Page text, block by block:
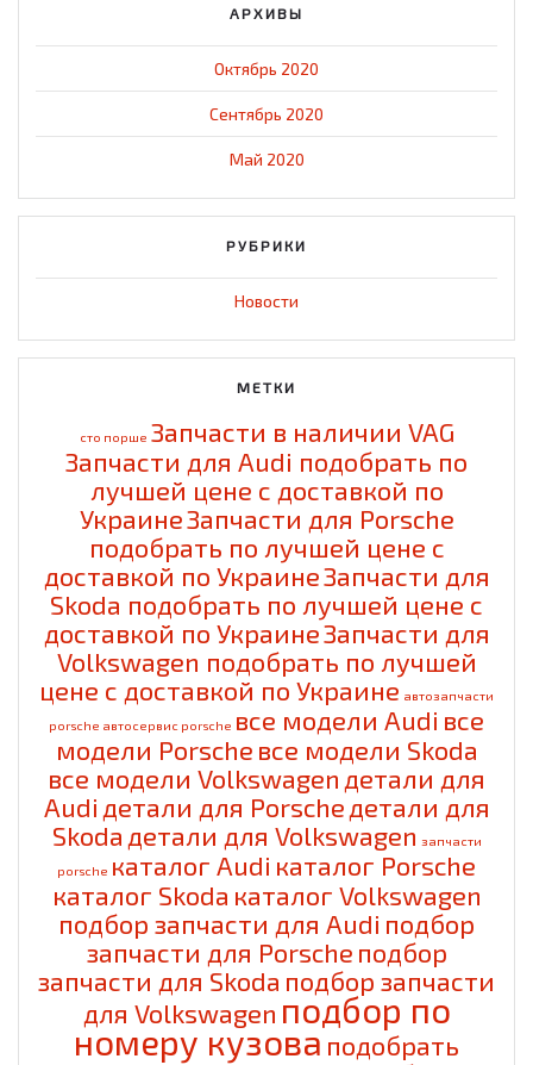
АРХИВЫ
Октябрь 2020
Сентябрь 2020
Май 2020
РУБРИКИ
Новости
МЕТКИ
cто порше Запчасти в наличии VAG
Запчасти для Audi подобрать по
лучшей цене с доставкой по
УкраинеЗапчасти для Porsche
подобрать по лучшей цене с
доставкой по УкраинеЗапчасти для
Skoda подобрать по лучшей цене с
доставкой по УкраинеЗапчасти для
Volkswagen подобрать по лучшей
цене с доставкой по Украине автозапчасти
porsche автосервис porsche все модели Audi все
модели Porsche все модели Skoda
все модели Volkswagenдетали для
Audiдетали для Porscheдетали для
Skodaдетали для Volkswagen запчасти
porsche каталог Audi каталог Porsche
каталог Skoda каталог Volkswagen
подбор запчасти для Audi подбор
запчасти для Porsche подбор
запчасти для Skoda подбор запчасти
для Volkswagen подбор по
номеру кузова подобрать